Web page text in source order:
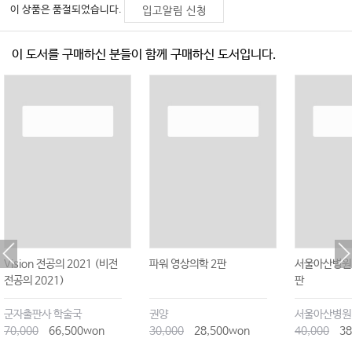
이 상품은 품절되었습니다. 입고알림 신청
이 도서를 구매하신 분들이 함께 구매하신 도서입니다.
Vision 전공의 2021 (비전
전공의 2021)
군자출판사 학술국
70,000
66,500won
파워 영상의학 2판
권양
30,000
28,500won
서울아산병
판
서울아산병
40,000